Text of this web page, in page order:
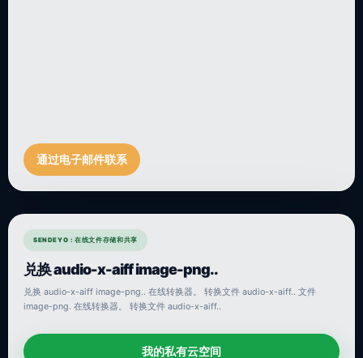
通过电子邮件联系
SENDEYO : 在线文件存储和共享
兑换 audio-x-aiff image-png..
兑换 audio-x-aiff image-png.. 在线转换器。 转换文件 audio-x-aiff.. 文件
image-png. 在线转换器。 转换文件 audio-x-aiff..
我的私有云空间